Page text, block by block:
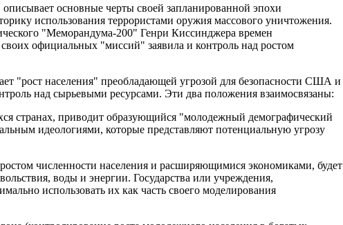
основные черты своей запланированной эпохи
использования террористами оружия массового уничтожения.
"Меморандума-200" Генри Киссинджера времен
официальных "миссий" заявила и контроль над ростом
"рост населения" преобладающей угрозой для безопасности США и
над сырьевыми ресурсами. Эти два положения взаимосвязаны:
странах, приводит образующийся "молодежный демографический
идеологиями, которые представляют потенциальную угрозу
численности населения и расширяющимися экономиками, будет
воды и энергии. Государства или учреждения,
использовать их как часть своего моделирования